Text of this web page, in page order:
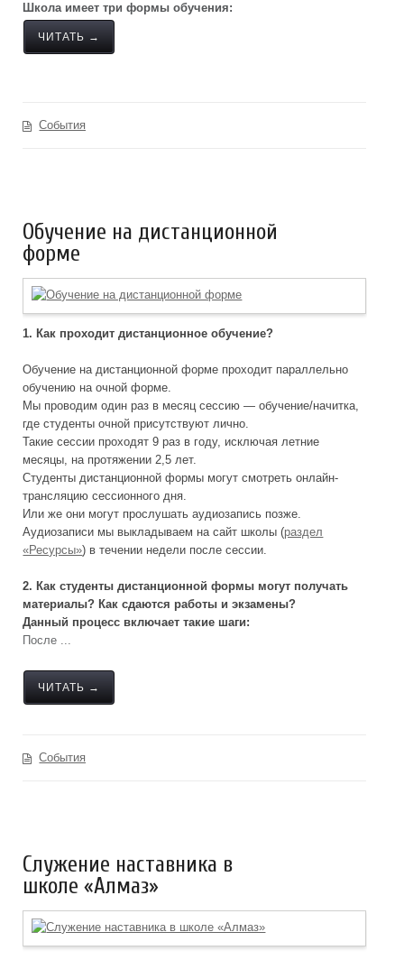
Школа имеет три формы обучения:
ЧИТАТЬ →
События
Обучение на дистанционной
форме
1. Как проходит дистанционное обучение?
Обучение на дистанционной форме проходит параллельно
обучению на очной форме.
Мы проводим один раз в месяц сессию — обучение/начитка,
где студенты очной присутствуют лично.
Такие сессии проходят 9 раз в году, исключая летние
месяцы, на протяжении 2,5 лет.
Студенты дистанционной формы могут смотреть онлайн-
трансляцию сессионного дня.
Или же они могут прослушать аудиозапись позже.
Аудиозаписи мы выкладываем на сайт школы (раздел
«Ресурсы») в течении недели после сессии.
2. Как студенты дистанционной формы могут получать
материалы? Как сдаются работы и экзамены?
Данный процесс включает такие шаги:
После ...
ЧИТАТЬ →
События
Служение наставника в
школе «Алмаз»